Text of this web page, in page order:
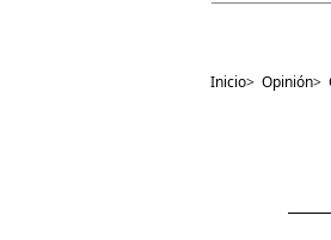
Inicio> Opinión>